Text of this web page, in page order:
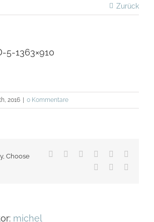
Zurück
5-1363×910
2016 | 0 Kommentare
Choose
Facebook Reddit LinkedInWhatsApp
Pinterest
michel